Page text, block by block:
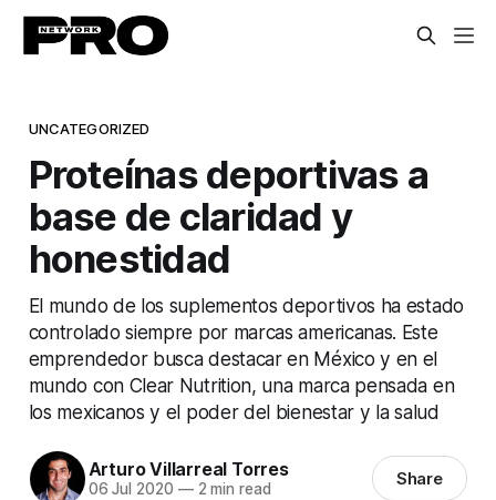
UNCATEGORIZED
Proteínas deportivas a
base de claridad y
honestidad
El mundo de los suplementos deportivos ha estado
controlado siempre por marcas americanas. Este
emprendedor busca destacar en México y en el
mundo con Clear Nutrition, una marca pensada en
los mexicanos y el poder del bienestar y la salud
Arturo Villarreal Torres
06 Jul 2020 —2 min read Share